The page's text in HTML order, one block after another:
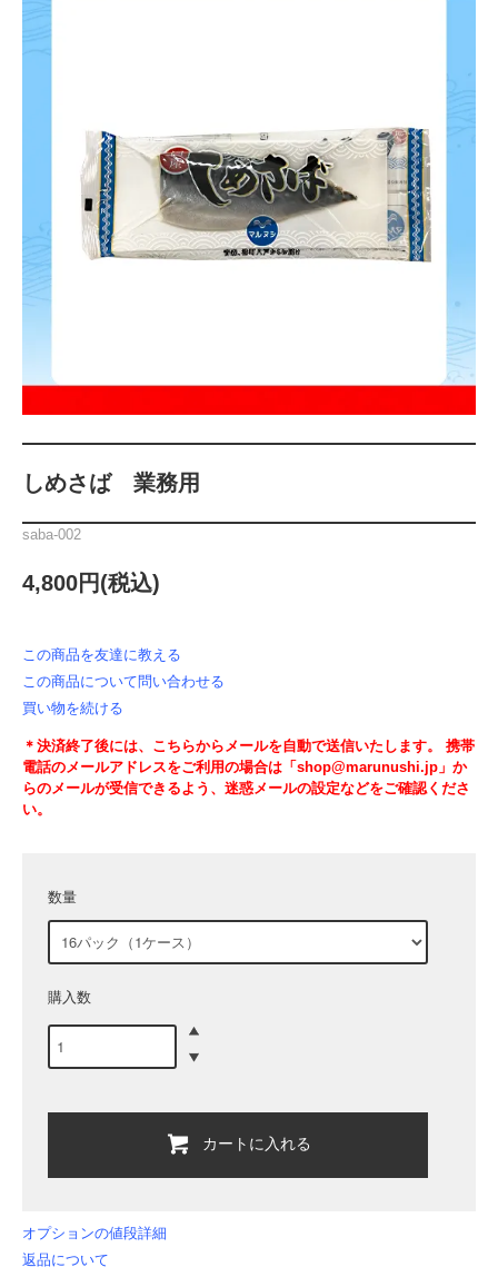
しめさば 業務用
saba-002
4,800円(税込)
この商品を友達に教える
この商品について問い合わせる
買い物を続ける
＊決済終了後には、こちらからメールを自動で送信いたします。 携帯
電話のメールアドレスをご利用の場合は「shop@marunushi.jp」か
らのメールが受信できるよう、迷惑メールの設定などをご確認くださ
い。
数量
購入数
カートに入れる
オプションの値段詳細
返品について